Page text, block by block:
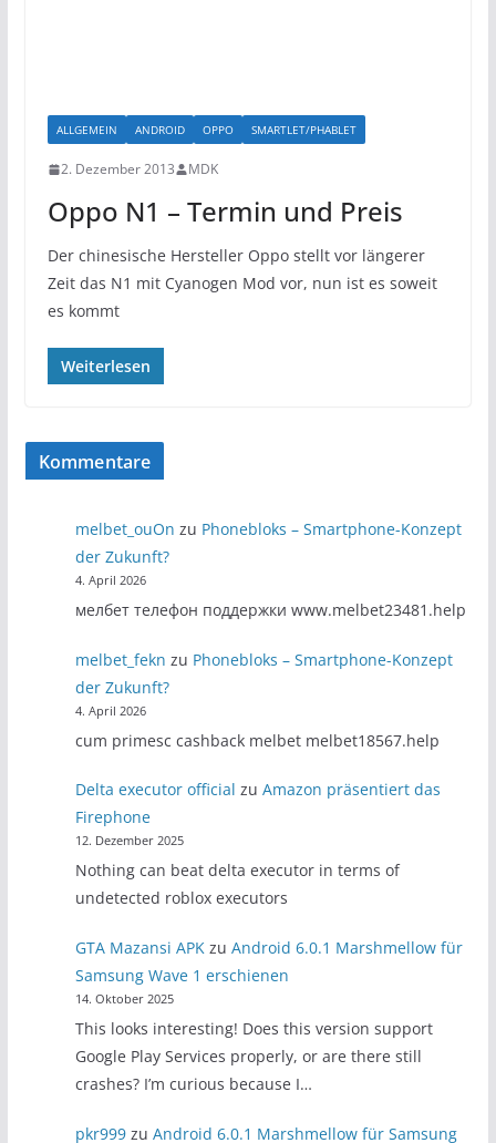
ALLGEMEIN ANDROID OPPO SMARTLET/PHABLET
2. Dezember 2013 MDK
Oppo N1 – Termin und Preis
Der chinesische Hersteller Oppo stellt vor längerer
Zeit das N1 mit Cyanogen Mod vor, nun ist es soweit
es kommt
Weiterlesen
Kommentare
melbet_ouOn zu Phonebloks – Smartphone-Konzept
der Zukunft?
4. April 2026
мелбет телефон поддержки www.melbet23481.help
melbet_fekn zu Phonebloks – Smartphone-Konzept
der Zukunft?
4. April 2026
cum primesc cashback melbet melbet18567.help
Delta executor official zuAmazon präsentiert das
Firephone
12. Dezember 2025
Nothing can beat delta executor in terms of
undetected roblox executors
GTA Mazansi APK zuAndroid 6.0.1 Marshmellow für
Samsung Wave 1 erschienen
14. Oktober 2025
This looks interesting! Does this version support
Google Play Services properly, or are there still
crashes? I’m curious because I…
pkr999 zuAndroid 6.0.1 Marshmellow für Samsung